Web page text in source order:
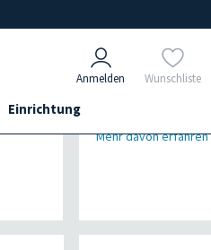
Anmelden Wunschliste
Einrichtung
Mehr davon erfahren